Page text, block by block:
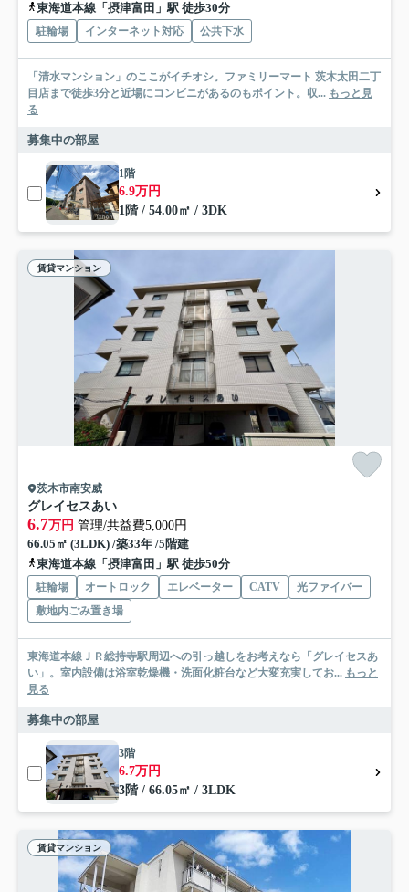
東海道本線「摂津富田」駅 徒歩30分
駐輪場 インターネット対応 公共下水
「清水マンション」のここがイチオシ。ファミリーマート 茨木太田二丁
目店まで徒歩3分と近場にコンビニがあるのもポイント。収... もっと見
る
募集中の部屋
1階
6.9万円
1階 / 54.00㎡ / 3DK
賃貸マンション
茨木市南安威
グレイセスあい
6.7万円 管理/共益費5,000円
66.05㎡ (3LDK) /築33年 /5階建
東海道本線「摂津富田」駅 徒歩50分
駐輪場 オートロック エレベーター CATV
光ファイバー
敷地内ごみ置き場
東海道本線ＪＲ総持寺駅周辺への引っ越しをお考えなら「グレイセスあ
い」。室内設備は浴室乾燥機・洗面化粧台など大変充実してお... もっと
見る
募集中の部屋
3階
6.7万円
3階 / 66.05㎡ / 3LDK
賃貸マンション